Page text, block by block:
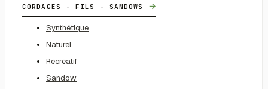
CORDAGES - FILS - SANDOWS →
Synthétique
Naturel
Récréatif
Sandow